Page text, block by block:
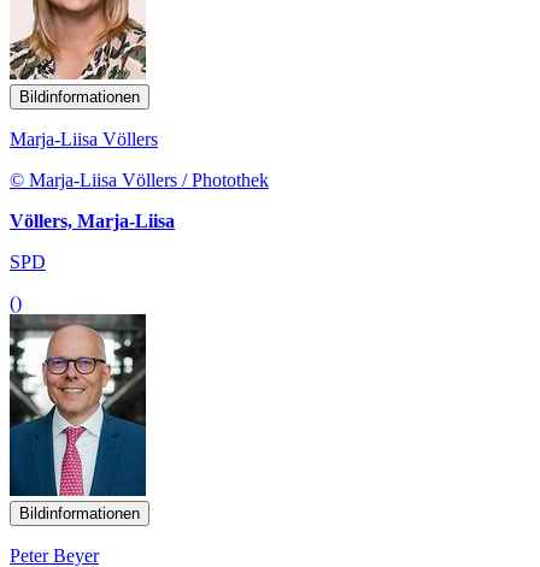
Bildinformationen
Marja-Liisa Völlers
© Marja-Liisa Völlers / Photothek
Völlers, Marja-Liisa
SPD
()
Bildinformationen
Peter Beyer